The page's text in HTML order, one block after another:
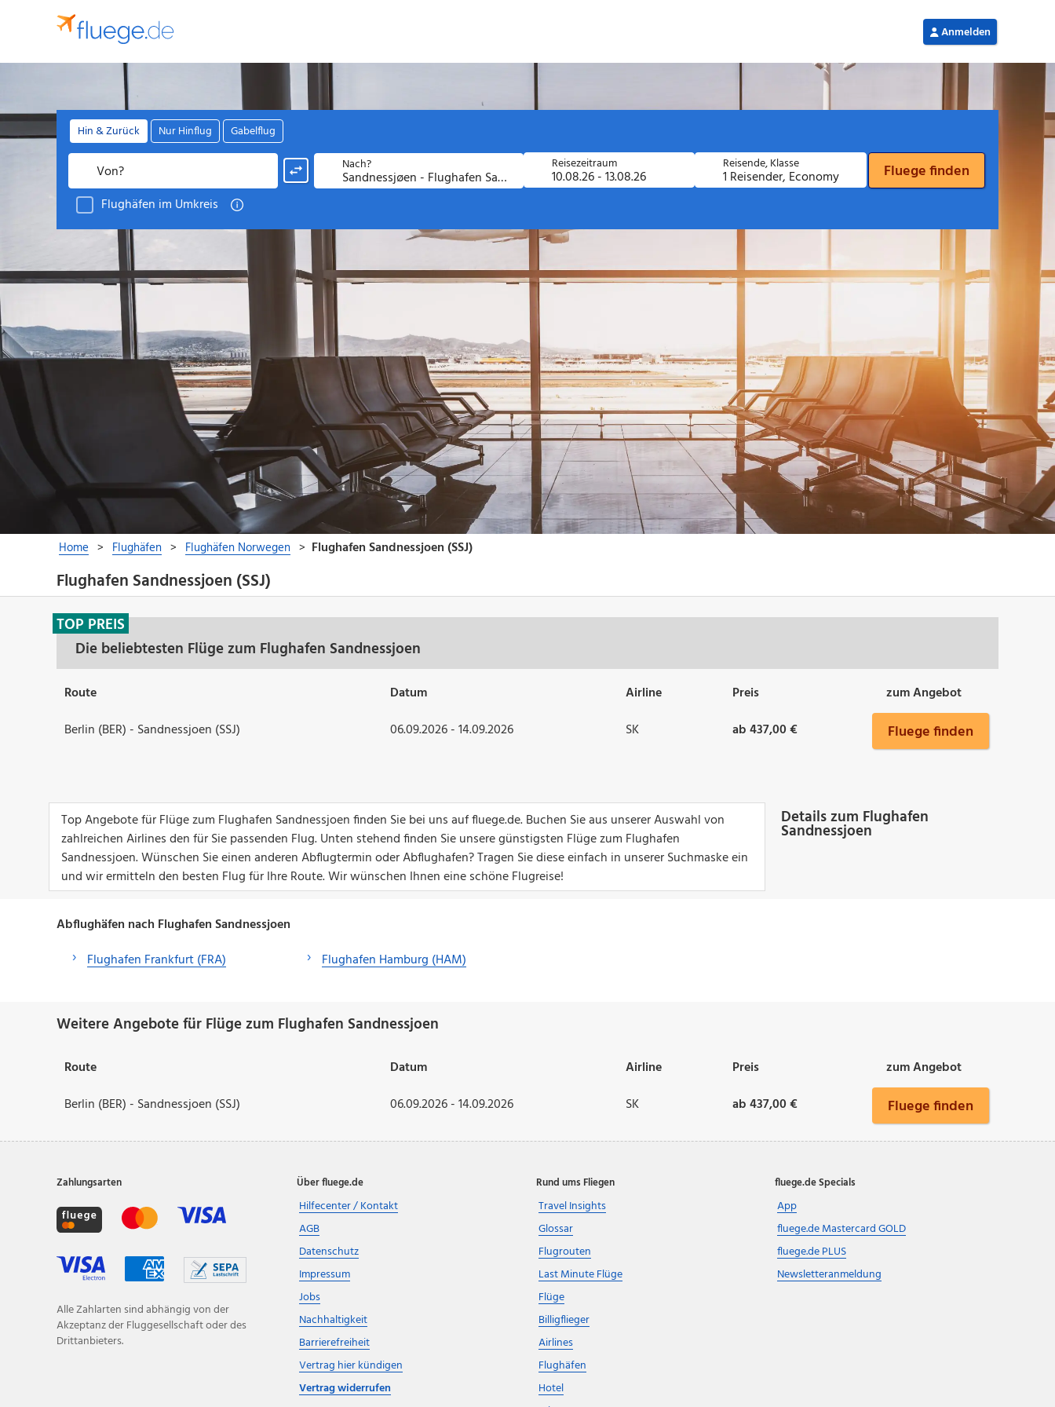
Flughafen Sandnessjoen (SSJ)
Die beliebtesten Flüge zum Flughafen Sandnessjoen
TOP PREIS
Route Datum Airline Preis
zum Angebot
Berlin (BER) - Sandnessjoen (SSJ)
06.09.2026 - 14.09.2026 SK ab 437,00 € Fluege finden
Top Angebote für Flüge zum Flughafen Sandnessjoen finden Sie bei uns auf fluege.de. Buchen Sie aus unserer Auswahl von
zahlreichen Airlines den für Sie passenden Flug. Unten stehend finden Sie unsere günstigsten Flüge zum Flughafen
Sandnessjoen. Wünschen Sie einen anderen Abflugtermin oder Abflughafen? Tragen Sie diese einfach in unserer Suchmaske ein
und wir ermitteln den besten Flug für Ihre Route. Wir wünschen Ihnen eine schöne Flugreise!
Details zum Flughafen
Sandnessjoen
Abflughäfen nach Flughafen Sandnessjoen
Flughafen Frankfurt (FRA)
Flughafen Hamburg (HAM)
Weitere Angebote für Flüge zum Flughafen Sandnessjoen
Route Datum Airline Preis
zum Angebot
Berlin (BER) - Sandnessjoen (SSJ)
06.09.2026 - 14.09.2026 SK ab 437,00 € Fluege finden